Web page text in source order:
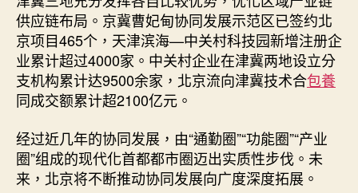
供应链布局。京冀曹妃甸协同发展示范区已签约北
京项目465个，天津滨海—中关村科技园新增注册企
业累计超过4000家。中关村企业在津冀两地设立分
支机构累计达9500余家，北京流向津冀技术合包養
同成交额累计超2100亿元。
经过近几年的协同发展，由“通勤圈”“功能圈”“产业
圈”组成的现代化首都都市圈迈出实质性步伐。未
来，北京将不断推动协同发展向广度深度拓展。